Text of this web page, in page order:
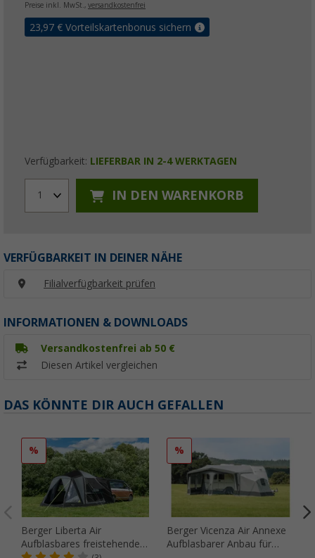
Preise inkl. MwSt., versandkostenfrei
23,97 € Vorteilskartenbonus sichern
Verfügbarkeit: LIEFERBAR IN 2-4 WERKTAGEN
1 IN DEN WARENKORB
VERFÜGBARKEIT IN DEINER NÄHE
Filialverfügbarkeit prüfen
INFORMATIONEN & DOWNLOADS
Versandkostenfrei ab 50 €
Diesen Artikel vergleichen
DAS KÖNNTE DIR AUCH GEFALLEN
%
Berger Liberta Air
Aufblasbares freistehendes
%
Berger Vicenza Air Annexe
Aufblasbarer Anbau für